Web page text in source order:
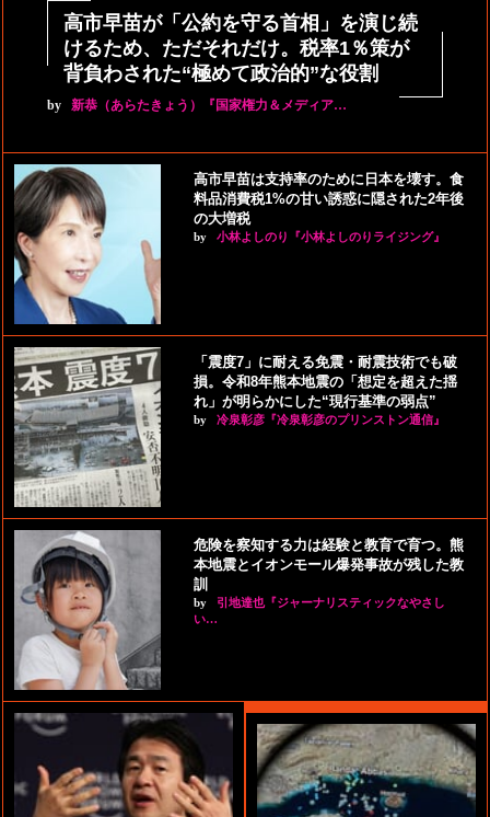
高市早苗が「公約を守る首相」を演じ続
けるため、ただそれだけ。税率1％策が
背負わされた“極めて政治的”な役割
by 新恭（あらたきょう）『国家権力＆メディア…
高市早苗は支持率のために日本を壊す。食
料品消費税1%の甘い誘惑に隠された2年後
の大増税
by 小林よしのり『小林よしのりライジング』
「震度7」に耐える免震・耐震技術でも破
損。令和8年熊本地震の「想定を超えた揺
れ」が明らかにした“現行基準の弱点”
by 冷泉彰彦『冷泉彰彦のプリンストン通信』
危険を察知する力は経験と教育で育つ。熊
本地震とイオンモール爆発事故が残した教
訓
by
引地達也『ジャーナリスティックなやさし
い…